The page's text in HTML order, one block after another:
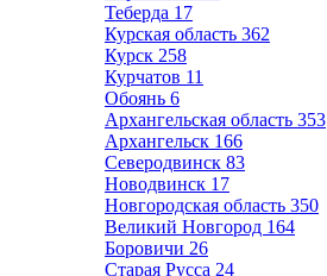
Теберда 17
Курская область 362
Курск 258
Курчатов 11
Обоянь 6
Архангельская область 353
Архангельск 166
Северодвинск 83
Новодвинск 17
Новгородская область 350
Великий Новгород 164
Боровичи 26
Старая Русса 24